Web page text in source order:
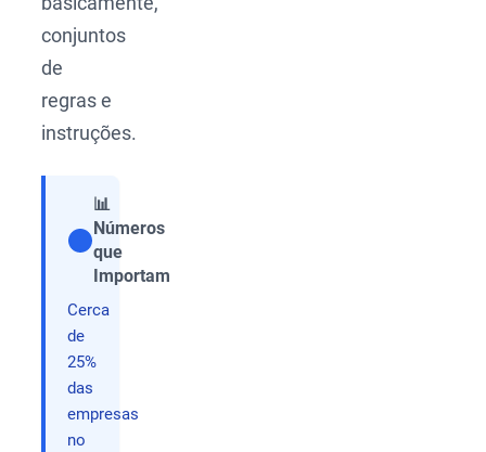
conjuntos
de
regras e
instruções.
📊
Números
que
Importam
Cerca
de
25%
das
empresas
no